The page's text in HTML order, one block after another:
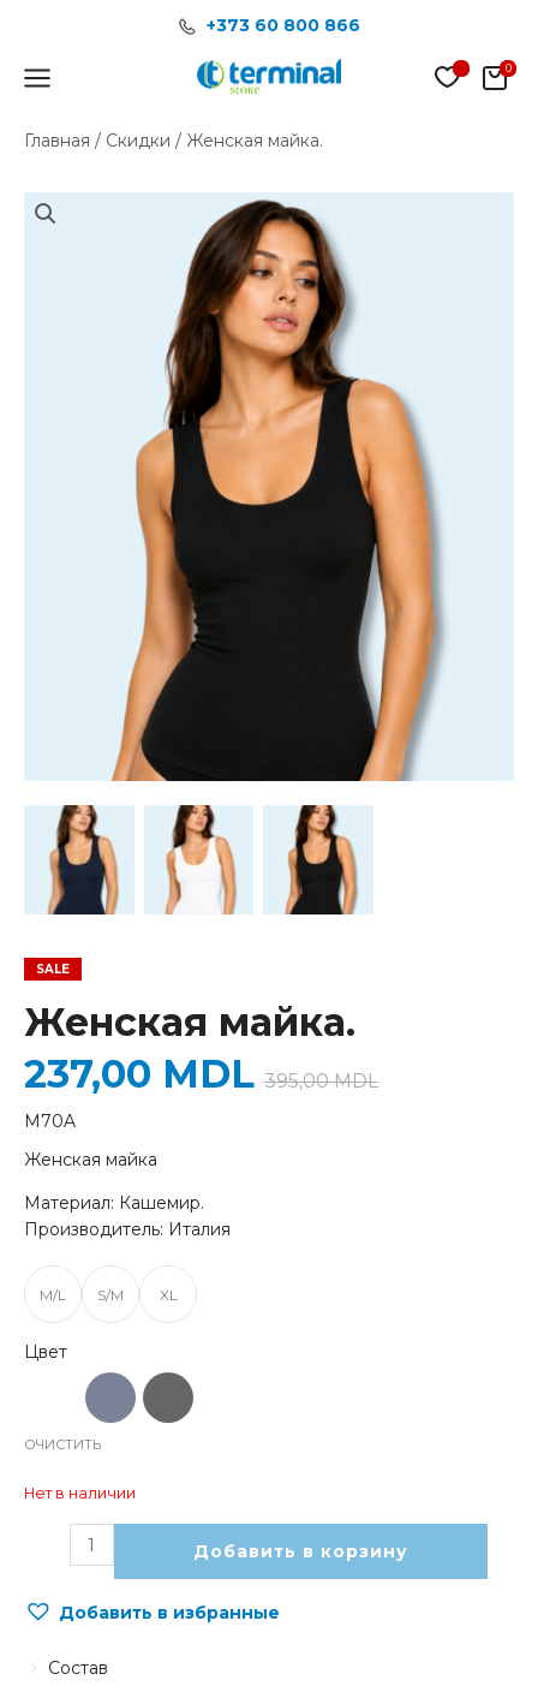
содержимому
+373 60 800 866
Main
Главная / Скидки / Женская майка.
Женская майка.
Женская майка
Материал: Кашемир.
Производитель: Италия
395,00MDL
237,00 MDL
M/L S/M XL
ОЧИСТИТЬ
Нет в наличии
товара
Женская
Добавить в корзину
Добавить в избранные
M70A
Состав